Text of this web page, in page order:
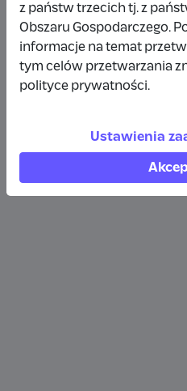
10 zł
Wpłata anonimowa
Zobacz
z państw trzecich tj. z
Obszaru Gospodarczego.
informacje na temat
tym celów przetwarzania
polityce prywatności.
Ustawienia